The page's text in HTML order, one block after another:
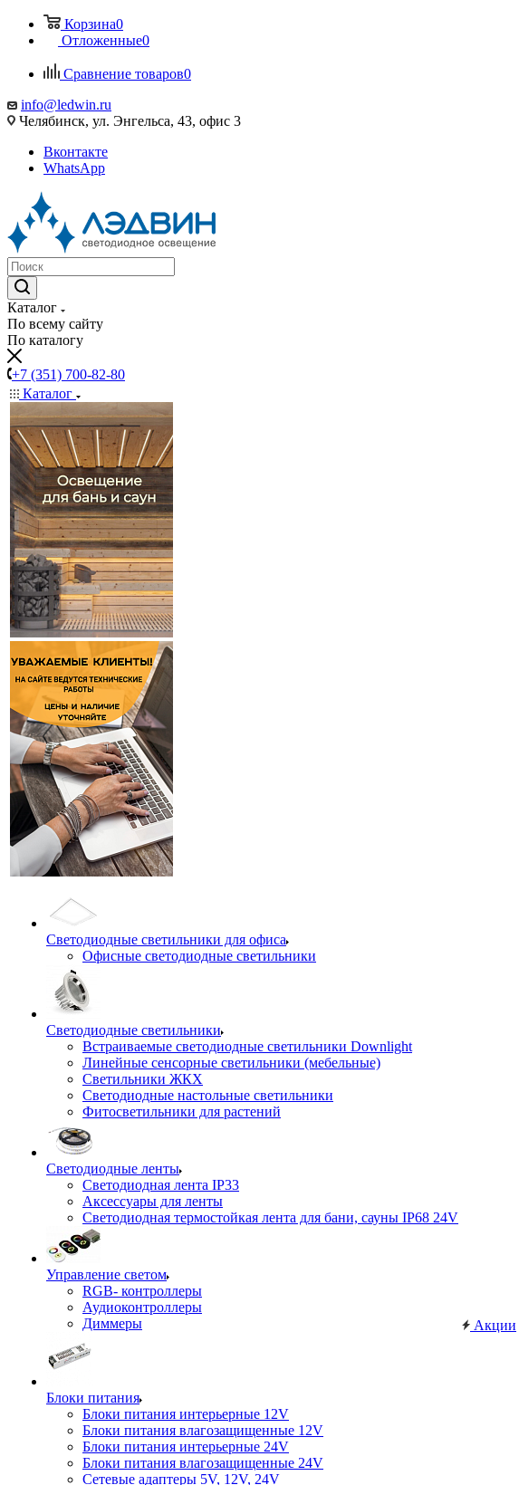
Корзина0
Отложенные0
Сравнение товаров0
info@ledwin.ru
Челябинск, ул. Энгельса, 43, офис 3
Вконтакте
WhatsApp
Каталог
По всему сайту
По каталогу
+7 (351) 700-82-80
Каталог
Светодиодные светильники для офиса
Офисные светодиодные светильники
Светодиодные светильники
Встраиваемые светодиодные светильники Downlight
Линейные сенсорные светильники (мебельные)
Светильники ЖКХ
Светодиодные настольные светильники
Фитосветильники для растений
Светодиодные ленты
Светодиодная лента IP33
Аксессуары для ленты
Светодиодная термостойкая лента для бани, сауны IP68 24V
Управление светом
RGB- контроллеры
Аудиоконтроллеры
Диммеры
Блоки питания
Блоки питания интерьерные 12V
Блоки питания влагозащищенные 12V
Блоки питания интерьерные 24V
Блоки питания влагозащищенные 24V
Сетевые адаптеры 5V, 12V, 24V
Акции